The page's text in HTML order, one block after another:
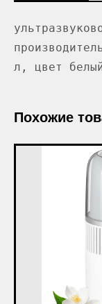
л, цвет
Похожие